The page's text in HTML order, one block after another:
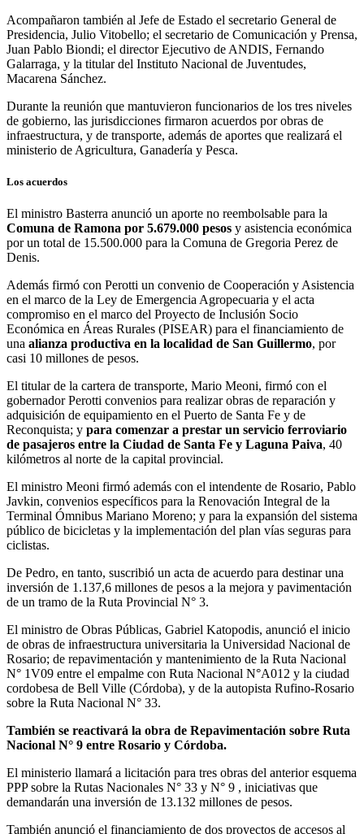
Acompañaron también al Jefe de Estado el secretario General de
Presidencia, Julio Vitobello; el secretario de Comunicación y Prensa,
Juan Pablo Biondi; el director Ejecutivo de ANDIS, Fernando
Galarraga, y la titular del Instituto Nacional de Juventudes,
Macarena Sánchez.
Durante la reunión que mantuvieron funcionarios de los tres niveles
de gobierno, las jurisdicciones firmaron acuerdos por obras de
infraestructura, y de transporte, además de aportes que realizará el
ministerio de Agricultura, Ganadería y Pesca.
Los acuerdos
El ministro Basterra anunció un aporte no reembolsable para la
Comuna de Ramona por 5.679.000 pesos y asistencia económica
por un total de 15.500.000 para la Comuna de Gregoria Perez de
Denis.
Además firmó con Perotti un convenio de Cooperación y Asistencia
en el marco de la Ley de Emergencia Agropecuaria y el acta
compromiso en el marco del Proyecto de Inclusión Socio
Económica en Áreas Rurales (PISEAR) para el financiamiento de
una alianza productiva en la localidad de San Guillermo, por
casi 10 millones de pesos.
El titular de la cartera de transporte, Mario Meoni, firmó con el
gobernador Perotti convenios para realizar obras de reparación y
adquisición de equipamiento en el Puerto de Santa Fe y de
Reconquista; y para comenzar a prestar un servicio ferroviario
de pasajeros entre la Ciudad de Santa Fe y Laguna Paiva, 40
kilómetros al norte de la capital provincial.
El ministro Meoni firmó además con el intendente de Rosario, Pablo
Javkin, convenios específicos para la Renovación Integral de la
Terminal Ómnibus Mariano Moreno; y para la expansión del sistema
público de bicicletas y la implementación del plan vías seguras para
ciclistas.
De Pedro, en tanto, suscribió un acta de acuerdo para destinar una
inversión de 1.137,6 millones de pesos a la mejora y pavimentación
de un tramo de la Ruta Provincial N° 3.
El ministro de Obras Públicas, Gabriel Katopodis, anunció el inicio
de obras de infraestructura universitaria la Universidad Nacional de
Rosario; de repavimentación y mantenimiento de la Ruta Nacional
N° 1V09 entre el empalme con Ruta Nacional N°A012 y la ciudad
cordobesa de Bell Ville (Córdoba), y de la autopista Rufino-Rosario
sobre la Ruta Nacional N° 33.
También se reactivará la obra de Repavimentación sobre Ruta
Nacional N° 9 entre Rosario y Córdoba.
El ministerio llamará a licitación para tres obras del anterior esquema
PPP sobre la Rutas Nacionales N° 33 y N° 9 , iniciativas que
demandarán una inversión de 13.132 millones de pesos.
También anunció el financiamiento de dos proyectos de accesos al